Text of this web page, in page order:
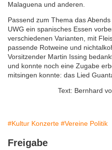
Malaguena und anderen.
Passend zum Thema das
UWG ein spanisches Essen
verschiedenen Varianten, mit
passende Rotweine und
Vorsitzender Martin Issing
und konnte noch eine Zugabe
mitsingen konnte: das Lied
Text: Bernhard
#Kultur Konzerte #Vereine Politik
Freigabe